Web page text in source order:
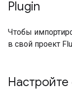
Plugin
Чтобы
в свой проект